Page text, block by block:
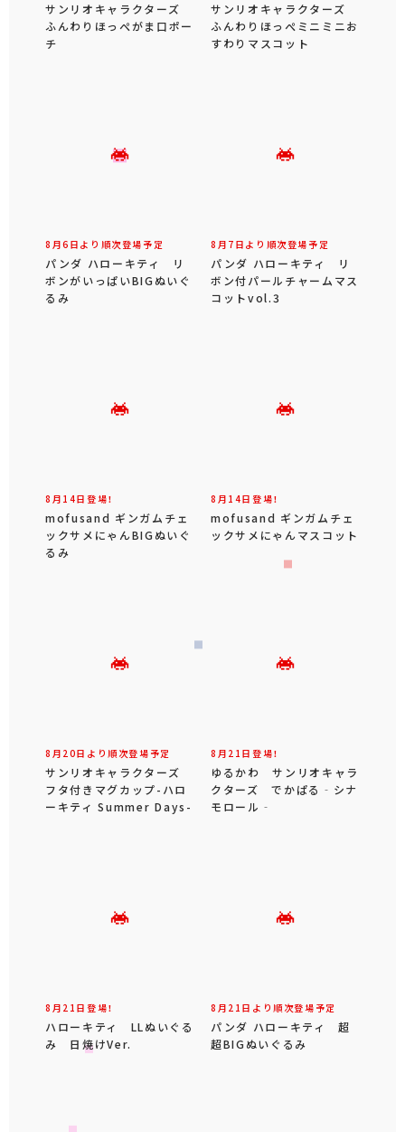
サンリオキャラクターズ
ふんわりほっぺがま口ポー
チ
サンリオキャラクターズ
ふんわりほっぺミニミニお
すわりマスコット
8月6日より順次登場予定
パンダ ハローキティ リ
ボンがいっぱいBIGぬいぐ
るみ
8月7日より順次登場予定
パンダ ハローキティ リ
ボン付パールチャームマス
コットvol.3
8月14日登場！
mofusand ギンガムチェ
ックサメにゃんBIGぬいぐ
るみ
8月14日登場！
mofusand ギンガムチェ
ックサメにゃんマスコット
8月20日より順次登場予定
サンリオキャラクターズ
フタ付きマグカップ-ハロ
ーキティ Summer Days-
8月21日登場！
ゆるかわ サンリオキャラ
クターズ でかぱる‐シナ
モロール‐
8月21日登場！
ハローキティ LLぬいぐる
み 日焼けVer.
8月21日より順次登場予定
パンダ ハローキティ 超
超BIGぬいぐるみ